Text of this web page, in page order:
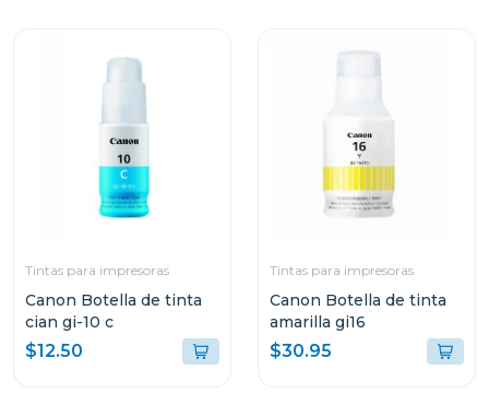
Tintas para impresoras
Canon Botella de tinta
cian gi-10 c
$12.50
Tintas para impresoras
Canon Botella de tinta
amarilla gi16
$30.95